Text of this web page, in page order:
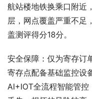
航站楼地铁换乘口附近
层，网点覆盖严重不足
盖测评得分18分。
安全保障：仅为寄存订
寄存点配备基础监控设
AI+IOT全流程智能管